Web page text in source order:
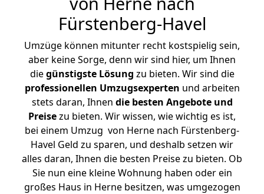
Fürstenberg-Havel
Umzüge können mitunter recht kostspielig sein,
aber keine Sorge, denn wir sind hier, um Ihnen
diegünstigste Lösung zu bieten. Wir sind die
professionellen Umzugsexperten und arbeiten
stets daran, Ihnen die besten Angebote und
Preisezu bieten. Wir wissen, wie wichtig es ist,
bei einem Umzug von Herne nach Fürstenberg-
Havel Geld zu sparen, und deshalb setzen wir
alles daran, Ihnen die besten Preise zu bieten. Ob
Sie nun eine kleine Wohnung haben oder ein
großes Haus in Herne besitzen, was umgezogen